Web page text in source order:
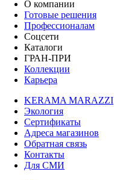
О компании
Готовые решения
Профессионалам
Соцсети
Каталоги
ГРАН-ПРИ
Коллекции
Карьера
KERAMA MARAZZI
Экология
Сертификаты
Адреса магазинов
Обратная связь
Контакты
Для СМИ